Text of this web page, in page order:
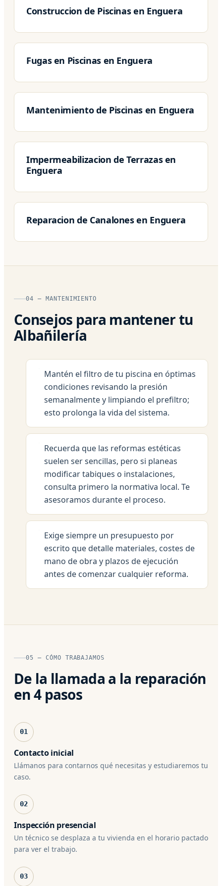
Construccion de Piscinas en Enguera
Fugas en Piscinas en Enguera
Mantenimiento de Piscinas en Enguera
Impermeabilizacion de Terrazas en
Enguera
Reparacion de Canalones en Enguera
04 — MANTENIMIENTO
Consejos para mantener tu
Albañilería
Mantén el filtro de tu piscina en óptimas
condiciones revisando la presión
semanalmente y limpiando el prefiltro;
esto prolonga la vida del sistema.
Recuerda que las reformas estéticas
suelen ser sencillas, pero si planeas
modificar tabiques o instalaciones,
consulta primero la normativa local. Te
asesoramos durante el proceso.
Exige siempre un presupuesto por
escrito que detalle materiales, costes de
mano de obra y plazos de ejecución
antes de comenzar cualquier reforma.
05 — CÓMO TRABAJAMOS
De la llamada a la reparación
en 4 pasos
01
Contacto inicial
Llámanos para contarnos qué necesitas y estudiaremos tu
caso.
02
Inspección presencial
Un técnico se desplaza a tu vivienda en el horario pactado
para ver el trabajo.
03